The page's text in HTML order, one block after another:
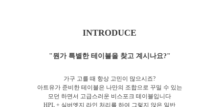
INTRODUCE
"뭔가 특별한 테이블을 찾고 계시나요?"
가구 고를 때 항상 고민이 많으시죠?
아트유가 준비한 테이블은 나만의 조합으로 꾸밀 수 있는
모던 하면서 고급스러운 비스포크 테이블입니다
HPL + 실버엣지 라인 처리를 하여 그렇지 않은 일반